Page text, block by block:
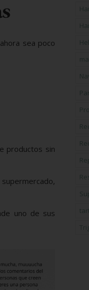
sea poco
productos sin
uno de sus